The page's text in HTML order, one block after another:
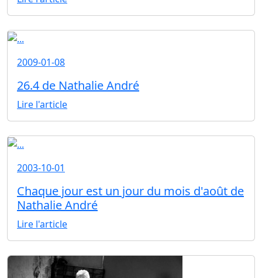
2009-01-08
26.4 de Nathalie André
Lire l'article
2003-10-01
Chaque jour est un jour du mois d'août de
Nathalie André
Lire l'article